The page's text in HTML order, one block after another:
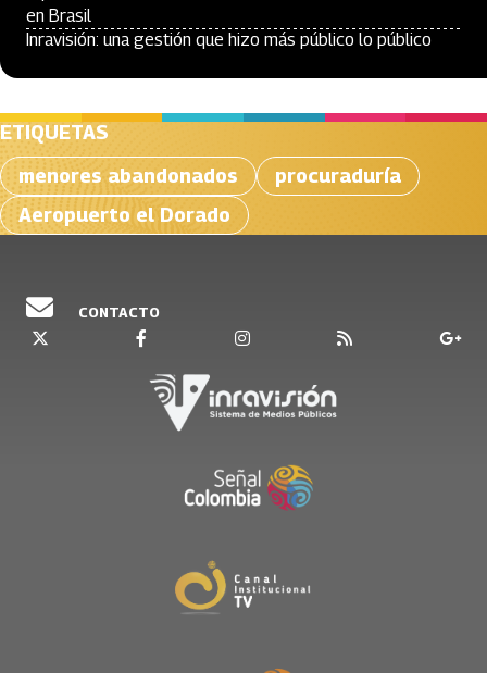
en Brasil
Inravisión: una gestión que hizo más público lo público
ETIQUETAS
menores abandonados
procuraduría
Aeropuerto el Dorado
CONTACTO